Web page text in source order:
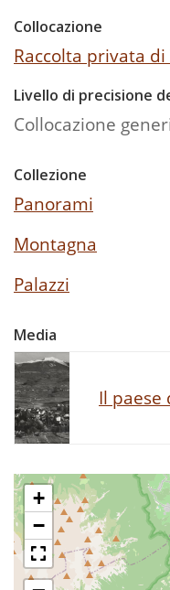
Collocazione
Raccolta privata
Livello di precisione
Collocazione
Collezione
Panorami
Montagna
Palazzi
Media
Il paese
+
−